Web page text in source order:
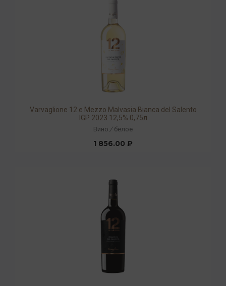
Varvaglione 12 e Mezzo Malvasia Bianca del Salento
IGP 2023 12,5% 0,75л
Вино / белое
1 856.00 ₽